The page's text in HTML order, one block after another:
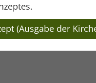
(Ausgabe der